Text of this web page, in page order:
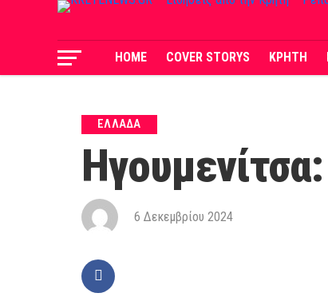
HOME COVER STORYS ΚΡΗΤΗ
ΕΛΛΑΔΑ
6 Δεκεμβρίου 2024